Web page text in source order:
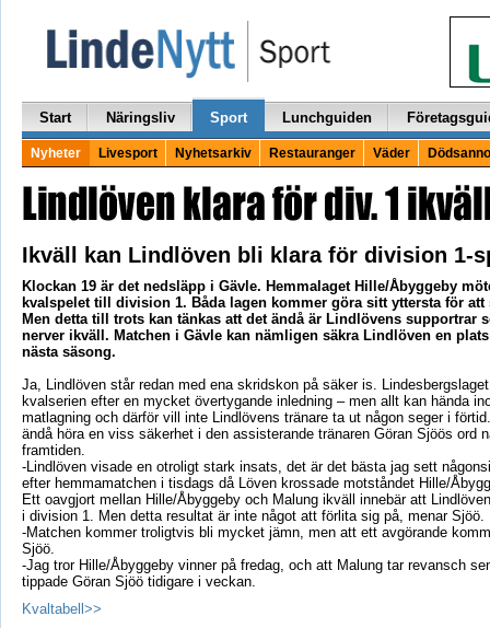
Start Näringsliv Sport Lunchguiden
Nyheter Livesport Nyhetsarkiv Restauranger Väder
Ikväll kan Lindlöven bli klara för division 1-
Klockan 19 är det nedsläpp i Gävle. Hemmalaget Hille/Åbyggeby
kvalspelet till division 1. Båda lagen kommer göra sitt yttersta för att
Men detta till trots kan tänkas att det ändå är Lindlövens supportrar
nerver ikväll. Matchen i Gävle kan nämligen säkra Lindlöven en
nästa säsong.
Ja, Lindlöven står redan med ena skridskon på säker is.
kvalserien efter en mycket övertygande inledning – men allt kan hända
matlagning och därför vill inte Lindlövens tränare ta ut någon seger i
ändå höra en viss säkerhet i den assisterande tränaren Göran Sjöös ord
framtiden.
-Lindlöven visade en otroligt stark insats, det är det bästa jag sett
efter hemmamatchen i tisdags då Löven krossade motståndet Hille/
Ett oavgjort mellan Hille/Åbyggeby och Malung ikväll innebär att
i division 1. Men detta resultat är inte något att förlita sig på, menar Sjöö.
-Matchen kommer troligtvis bli mycket jämn, men att ett avgörande
Sjöö.
-Jag tror Hille/Åbyggeby vinner på fredag, och att Malung tar revansch
tippade Göran Sjöö tidigare i veckan.
Kvaltabell>>